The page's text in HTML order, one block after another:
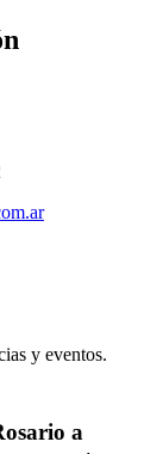
y eventos.
a